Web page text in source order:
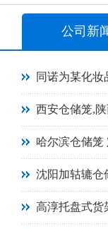
公司新
同诺为某化妆
西安仓储笼,
哈尔滨仓储笼
沈阳加轱辘仓
高淳托盘式货